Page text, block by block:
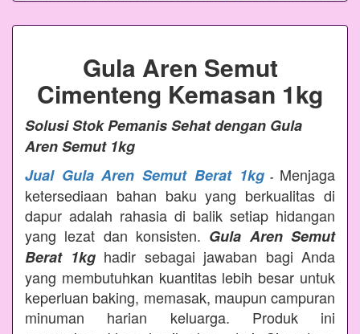
Gula Aren Semut
Cimenteng Kemasan 1kg
Solusi Stok Pemanis Sehat dengan Gula
Aren Semut 1kg
Jual Gula Aren Semut Berat 1kg- Menjaga
ketersediaan bahan baku yang berkualitas di
dapur adalah rahasia di balik setiap hidangan
yang lezat dan konsisten. Gula Aren Semut
Berat 1kghadir sebagai jawaban bagi Anda
yang membutuhkan kuantitas lebih besar untuk
keperluan baking, memasak, maupun campuran
minuman harian keluarga. Produk ini